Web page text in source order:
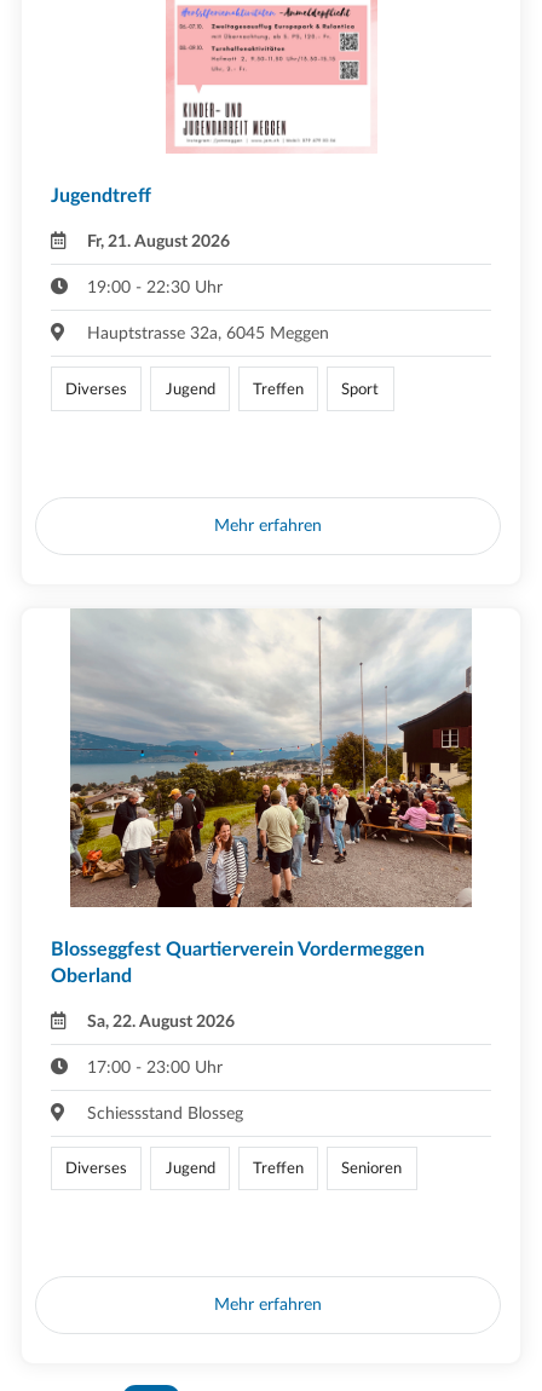
Jugendtreff
Fr, 21. August 2026
19:00 - 22:30 Uhr
Hauptstrasse 32a, 6045 Meggen
Diverses Jugend Treffen Sport
Mehr erfahren
Blosseggfest Quartierverein Vordermeggen
Oberland
Sa, 22. August 2026
17:00 - 23:00 Uhr
Schiessstand Blosseg
Diverses Jugend Treffen Senioren
Mehr erfahren